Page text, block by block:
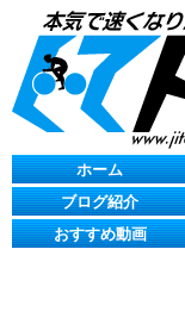
ホーム
ブログ紹介
おすすめ動画